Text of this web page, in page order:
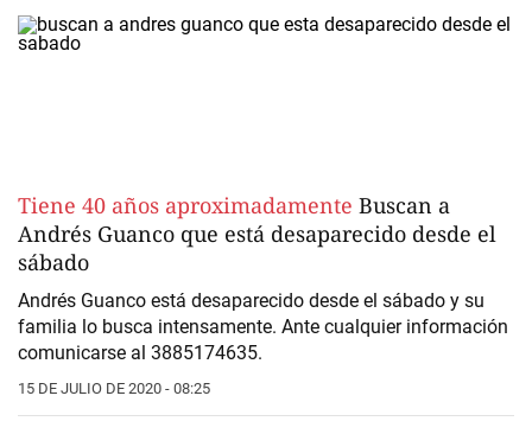
Tiene 40 años aproximadamente Buscan a
Andrés Guanco que está desaparecido desde el
sábado
Andrés Guanco está desaparecido desde el sábado y su
familia lo busca intensamente. Ante cualquier información
comunicarse al 3885174635.
15 DE JULIO DE 2020 - 08:25